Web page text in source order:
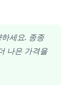
세요. 종종
나은 가격을